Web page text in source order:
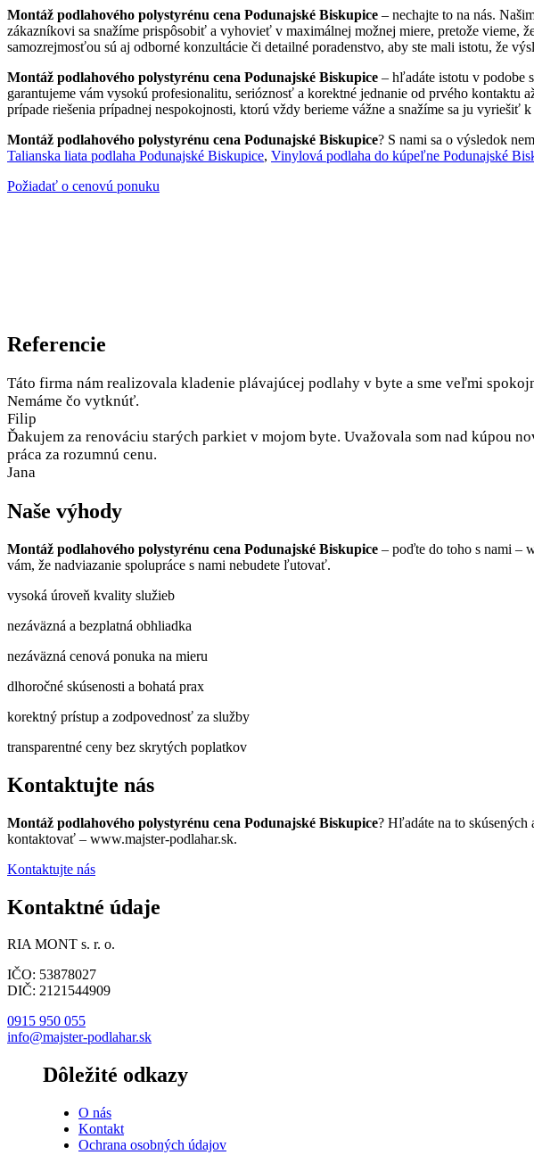
Montáž podlahového polystyrénu cena Podunajské Biskupice – nechajte to na nás.
zákazníkovi sa snažíme prispôsobiť a vyhovieť v maximálnej možnej miere, pretože vieme,
samozrejmosťou sú aj odborné konzultácie či detailné poradenstvo, aby ste mali istotu, že
Montáž podlahového polystyrénu cena Podunajské Biskupice – hľadáte istotu v podobe
garantujeme vám vysokú profesionalitu, serióznosť a korektné jednanie od prvého kontaktu
prípade riešenia prípadnej nespokojnosti, ktorú vždy berieme vážne a snažíme sa ju vyriešiť
Montáž podlahového polystyrénu cena Podunajské Biskupice? S nami sa o výsledok
Talianska liata podlaha Podunajské Biskupice, Vinylová podlaha do kúpeľne Podunajské
Požiadať o cenovú ponuku
Referencie
Táto firma nám realizovala kladenie plávajúcej podlahy v byte a sme veľmi
Nemáme čo vytknúť.
Filip
Ďakujem za renováciu starých parkiet v mojom byte. Uvažovala som nad kúpou
práca za rozumnú cenu.
Jana
Naše výhody
Montáž podlahového polystyrénu cena Podunajské Biskupice – poďte do toho s nami –
vám, že nadviazanie spolupráce s nami nebudete ľutovať.
vysoká úroveň kvality služieb
nezáväzná a bezplatná obhliadka
nezáväzná cenová ponuka na mieru
dlhoročné skúsenosti a bohatá prax
korektný prístup a zodpovednosť za služby
transparentné ceny bez skrytých poplatkov
Kontaktujte nás
Montáž podlahového polystyrénu cena Podunajské Biskupice? Hľadáte na to skúsených
kontaktovať – www.majster-podlahar.sk.
Kontaktujte nás
Kontaktné údaje
RIA MONT s. r. o.
IČO: 53878027
DIČ: 2121544909
0915 950 055
info@majster-podlahar.sk
Dôležité odkazy
O nás
Kontakt
Ochrana osobných údajov